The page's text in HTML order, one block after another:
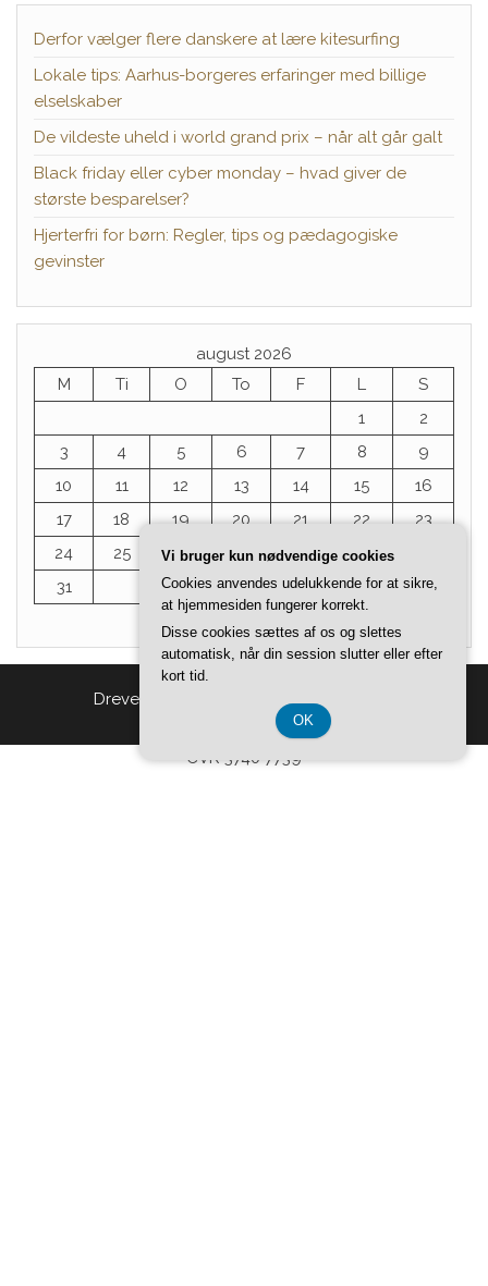
Derfor vælger flere danskere at lære kitesurfing
Lokale tips: Aarhus-borgeres erfaringer med billige
elselskaber
De vildeste uheld i world grand prix – når alt går galt
Black friday eller cyber monday – hvad giver de
største besparelser?
Hjerterfri for børn: Regler, tips og pædagogiske
gevinster
august 2026
M
Ti O To F L
S
1
2
3
4 5 6 7 8
9
10
11 12 13 14 15
16
17
18 19 20 21 22
23
24
25 26 27 28 29
31
Drevet af Tema:Head Blog
CVR 3740 7739
Vi bruger kun nødvendige cookies
Cookies anvendes udelukkende for at sikre,
at hjemmesiden fungerer korrekt.
Disse cookies sættes af os og slettes
automatisk, når din session slutter eller efter
kort tid.
OK